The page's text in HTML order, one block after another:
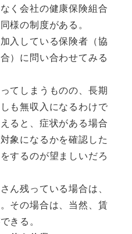
く会社の健康保険組合
様の制度がある。
入している保険者（協
）に問い合わせてみる
てしまうものの、長期
も無収入になるわけで
ると、症状がある場合
象になるかを確認した
するのが望ましいだろ
ん残っている場合は、
その場合は、当然、賃
きる。